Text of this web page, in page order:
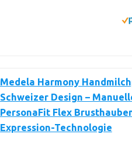
Medela Harmony
Schweizer Design –
PersonaFit Flex
Expression-Technologie